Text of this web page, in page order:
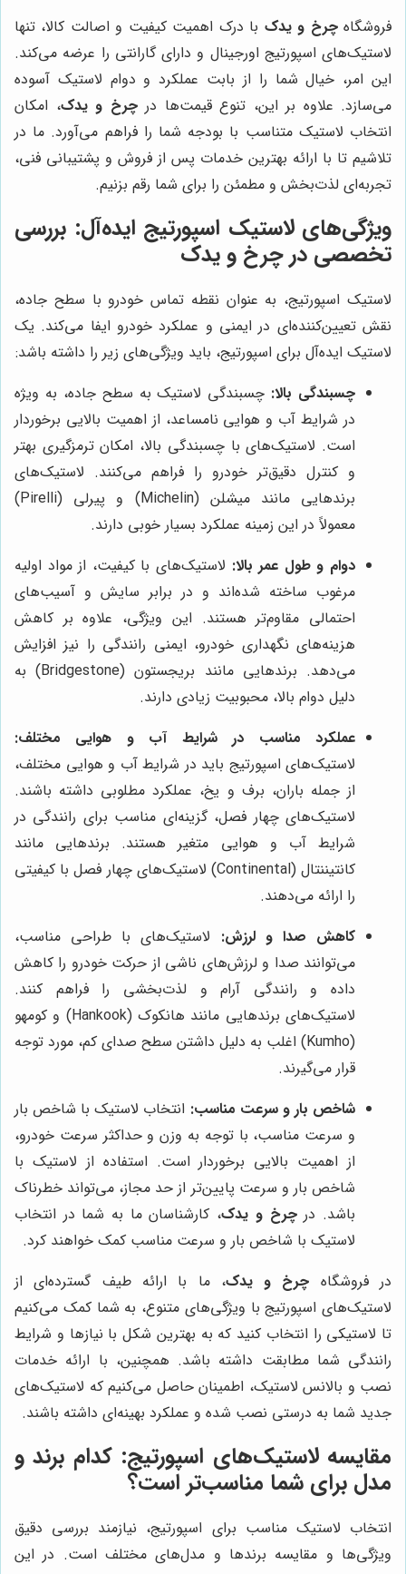
فروشگاهچرخ و یدک با درک اهمیت کیفیت و اصالت کالا، تنها
لاستیک‌های اسپورتیج اورجینال و دارای گارانتی را عرضه می‌کند.
این امر، خیال شما را از بابت عملکرد و دوام لاستیک آسوده
می‌سازد. علاوه بر این، تنوع قیمت‌ها درچرخ و یدک، امکان
انتخاب لاستیک متناسب با بودجه شما را فراهم می‌آورد. ما در
تلاشیم تا با ارائه بهترین خدمات پس از فروش و پشتیبانی فنی،
تجربه‌ای لذت‌بخش و مطمئن را برای شما رقم بزنیم.
ویژگی‌های لاستیک اسپورتیج ایده‌آل: بررسی
تخصصی درچرخ و یدک
لاستیک اسپورتیج، به عنوان نقطه تماس خودرو با سطح جاده،
نقش تعیین‌کننده‌ای در ایمنی و عملکرد خودرو ایفا می‌کند. یک
لاستیک ایده‌آل برای اسپورتیج، باید ویژگی‌های زیر را داشته باشد:
چسبندگی بالا: چسبندگی لاستیک به سطح جاده، به ویژه
در شرایط آب و هوایی نامساعد، از اهمیت بالایی برخوردار
است. لاستیک‌های با چسبندگی بالا، امکان ترمزگیری بهتر
و کنترل دقیق‌تر خودرو را فراهم می‌کنند. لاستیک‌های
برندهایی مانند میشلن (Michelin) و پیرلی (Pirelli)
معمولاً در این زمینه عملکرد بسیار خوبی دارند.
دوام و طول عمر بالا: لاستیک‌های با کیفیت، از مواد اولیه
مرغوب ساخته شده‌اند و در برابر سایش و آسیب‌های
احتمالی مقاوم‌تر هستند. این ویژگی، علاوه بر کاهش
هزینه‌های نگهداری خودرو، ایمنی رانندگی را نیز افزایش
می‌دهد. برندهایی مانند بریجستون (Bridgestone) به
دلیل دوام بالا، محبوبیت زیادی دارند.
عملکرد مناسب در شرایط آب و هوایی مختلف:
لاستیک‌های اسپورتیج باید در شرایط آب و هوایی مختلف،
از جمله باران، برف و یخ، عملکرد مطلوبی داشته باشند.
لاستیک‌های چهار فصل، گزینه‌ای مناسب برای رانندگی در
شرایط آب و هوایی متغیر هستند. برندهایی مانند
کانتیننتال (Continental) لاستیک‌های چهار فصل با کیفیتی
را ارائه می‌دهند.
کاهش صدا و لرزش: لاستیک‌های با طراحی مناسب،
می‌توانند صدا و لرزش‌های ناشی از حرکت خودرو را کاهش
داده و رانندگی آرام و لذت‌بخشی را فراهم کنند.
لاستیک‌های برندهایی مانند هانکوک (Hankook) و کومهو
(Kumho) اغلب به دلیل داشتن سطح صدای کم، مورد توجه
قرار می‌گیرند.
شاخص بار و سرعت مناسب: انتخاب لاستیک با شاخص بار
و سرعت مناسب، با توجه به وزن و حداکثر سرعت خودرو،
از اهمیت بالایی برخوردار است. استفاده از لاستیک با
شاخص بار و سرعت پایین‌تر از حد مجاز، می‌تواند خطرناک
باشد. درچرخ و یدک، کارشناسان ما به شما در انتخاب
لاستیک با شاخص بار و سرعت مناسب کمک خواهند کرد.
در فروشگاه چرخ و یدک، ما با ارائه طیف گسترده‌ای از
لاستیک‌های اسپورتیج با ویژگی‌های متنوع، به شما کمک می‌کنیم
تا لاستیکی را انتخاب کنید که به بهترین شکل با نیازها و شرایط
رانندگی شما مطابقت داشته باشد. همچنین، با ارائه خدمات
نصب و بالانس لاستیک، اطمینان حاصل می‌کنیم که لاستیک‌های
جدید شما به درستی نصب شده و عملکرد بهینه‌ای داشته باشند.
مقایسه لاستیک‌های اسپورتیج: کدام برند و
مدل برای شما مناسب‌تر است؟
انتخاب لاستیک مناسب برای اسپورتیج، نیازمند بررسی دقیق
ویژگی‌ها و مقایسه برندها و مدل‌های مختلف است. در این